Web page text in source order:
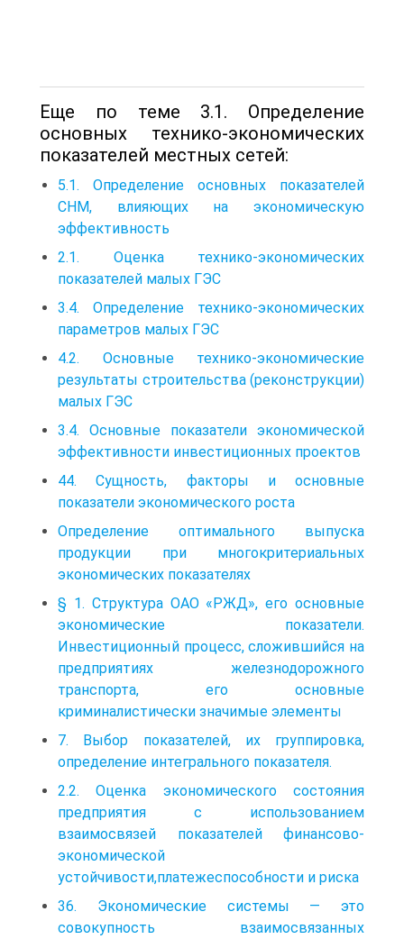
Еще по теме 3.1. Определение
основных технико-экономических
показателей местных сетей:
5.1. Определение основных показателей
СНМ, влияющих на экономическую
эффективность
2.1. Оценка технико-экономических
показателей малых ГЭС
3.4. Определение технико-экономических
параметров малых ГЭС
4.2. Основные технико-экономические
результаты строительства (реконструкции)
малых ГЭС
3.4. Основные показатели экономической
эффективности инвестиционных проектов
44. Сущность, факторы и основные
показатели экономического роста
Определение оптимального выпуска
продукции при многокритериальных
экономических показателях
§ 1. Структура ОАО «РЖД», его основные
экономические показатели.
Инвестиционный процесс, сложившийся на
предприятиях железнодорожного
транспорта, его основные
криминалистически значимые элементы
7. Выбор показателей, их группировка,
определение интегрального показателя.
2.2. Оценка экономического состояния
предприятия с использованием
взаимосвязей показателей финансово-
экономической
устойчивости,платежеспособности и риска
36. Экономические системы — это
совокупность взаимосвязанных